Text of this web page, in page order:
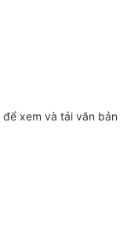
để xem và tải văn bản